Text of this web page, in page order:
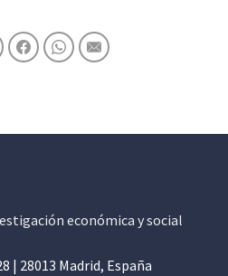
económica y social
| 28013 Madrid, España